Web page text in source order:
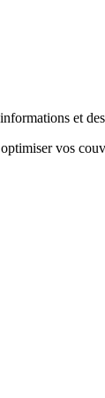
et
vos